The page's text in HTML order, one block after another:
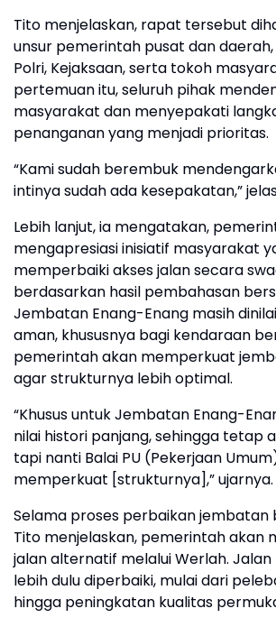
Tito menjelaskan, rapat tersebut
unsur pemerintah pusat dan
Polri, Kejaksaan, serta tokoh
pertemuan itu, seluruh pihak
masyarakat dan menyepakati
penanganan yang menjadi prioritas.
“Kami sudah berembuk
intinya sudah ada kesepakatan,”
Lebih lanjut, ia mengatakan,
mengapresiasi inisiatif masyarakat
memperbaiki akses jalan secara
berdasarkan hasil pembahasan
Jembatan Enang-Enang masih
aman, khususnya bagi kendaraan
pemerintah akan memperkuat
agar strukturnya lebih optimal.
“Khusus untuk Jembatan Enang-
nilai histori panjang, sehingga tetap
tapi nanti Balai PU (Pekerjaan
memperkuat [strukturnya],” ujarnya.
Selama proses perbaikan jembatan
Tito menjelaskan, pemerintah akan
jalan alternatif melalui Werlah.
lebih dulu diperbaiki, mulai dari
hingga peningkatan kualitas